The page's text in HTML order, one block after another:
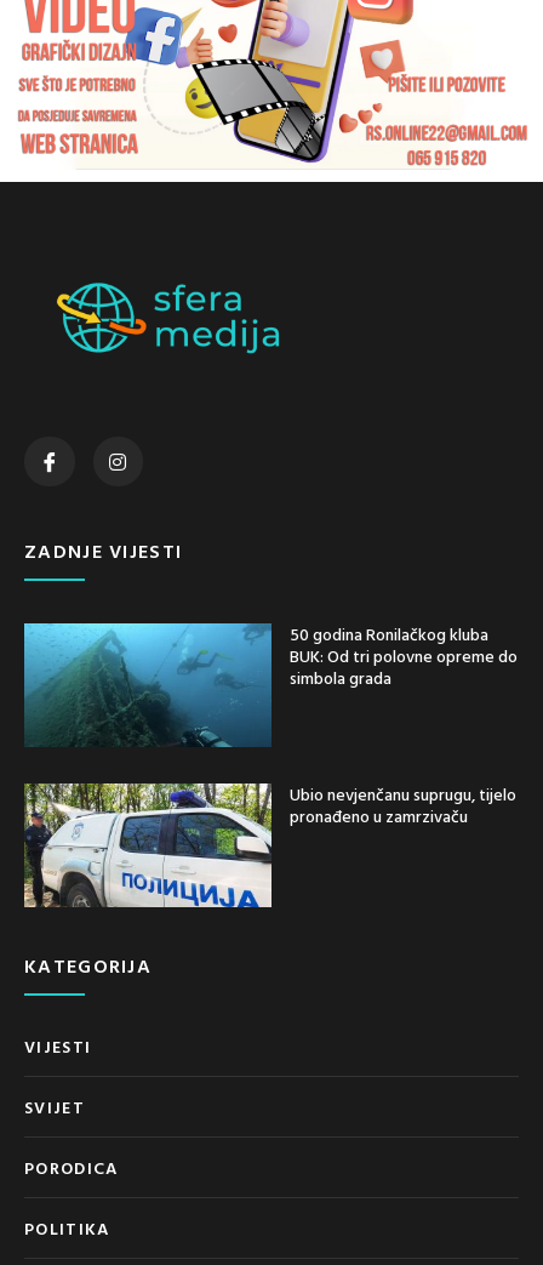
ZADNJE VIJESTI
50 godina Ronilačkog kluba
BUK: Od tri polovne opreme do
simbola grada
Ubio nevjenčanu suprugu, tijelo
pronađeno u zamrzivaču
KATEGORIJA
VIJESTI
SVIJET
PORODICA
POLITIKA